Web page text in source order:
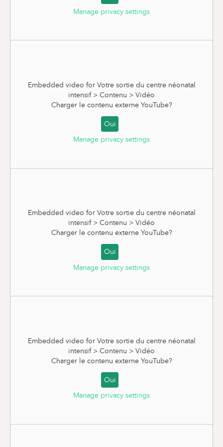
Manage privacy settings
Embedded video for Votre sortie du centre néonatal
intensif > Contenu > Vidéo
Charger le contenu externe YouTube?
Oui
Manage privacy settings
Embedded video for Votre sortie du centre néonatal
intensif > Contenu > Vidéo
Charger le contenu externe YouTube?
Oui
Manage privacy settings
Embedded video for Votre sortie du centre néonatal
intensif > Contenu > Vidéo
Charger le contenu externe YouTube?
Oui
Manage privacy settings